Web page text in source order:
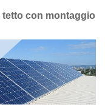
con montaggio